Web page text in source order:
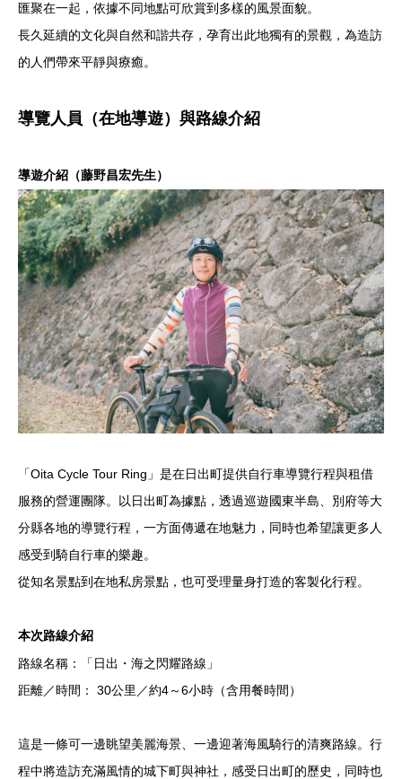
匯聚在一起，依據不同地點可欣賞到多樣的風景面貌。
長久延續的文化與自然和諧共存，孕育出此地獨有的景觀，為造訪
的人們帶來平靜與療癒。
導覽人員（在地導遊）與路線介紹
導遊介紹（藤野昌宏先生）
「Oita Cycle Tour Ring」是在日出町提供自行車導覽行程與租借
服務的營運團隊。以日出町為據點，透過巡遊國東半島、別府等大
分縣各地的導覽行程，一方面傳遞在地魅力，同時也希望讓更多人
感受到騎自行車的樂趣。
從知名景點到在地私房景點，也可受理量身打造的客製化行程。
本次路線介紹
路線名稱：「日出・海之閃耀路線」
距離／時間： 30公里／約4～6小時（含用餐時間）
這是一條可一邊眺望美麗海景、一邊迎著海風騎行的清爽路線。行
程中將造訪充滿風情的城下町與神社，感受日出町的歷史，同時也